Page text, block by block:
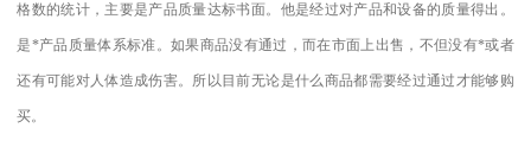
格数的统计，主要是产品质量达标书面。他是经过对产品和设备的质量得出。
是*产品质量体系标准。如果商品没有通过，而在市面上出售，不但没有*或者
还有可能对人体造成伤害。所以目前无论是什么商品都需要经过通过才能够购
买。